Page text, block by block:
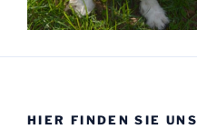
HIER FINDEN SIE UNS